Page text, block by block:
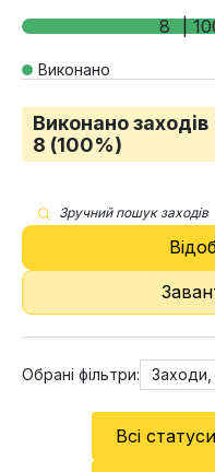
8 |
Виконано
Виконано заходів
8 (100%)
Зручний пошук заходів
Обрані фільтри: Заходи,
Всі